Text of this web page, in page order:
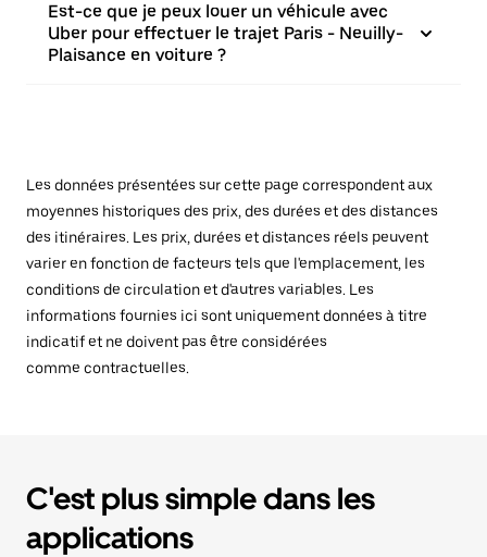
Est-ce que je peux louer un véhicule avec
Uber pour effectuer le trajet Paris - Neuilly-
Plaisance en voiture ?
Les données présentées sur cette page correspondent aux
moyennes historiques des prix, des durées et des distances
des itinéraires. Les prix, durées et distances réels peuvent
varier en fonction de facteurs tels que l'emplacement, les
conditions de circulation et d'autres variables. Les
informations fournies ici sont uniquement données à titre
indicatif et ne doivent pas être considérées
comme contractuelles.
C'est plus simple dans les
applications